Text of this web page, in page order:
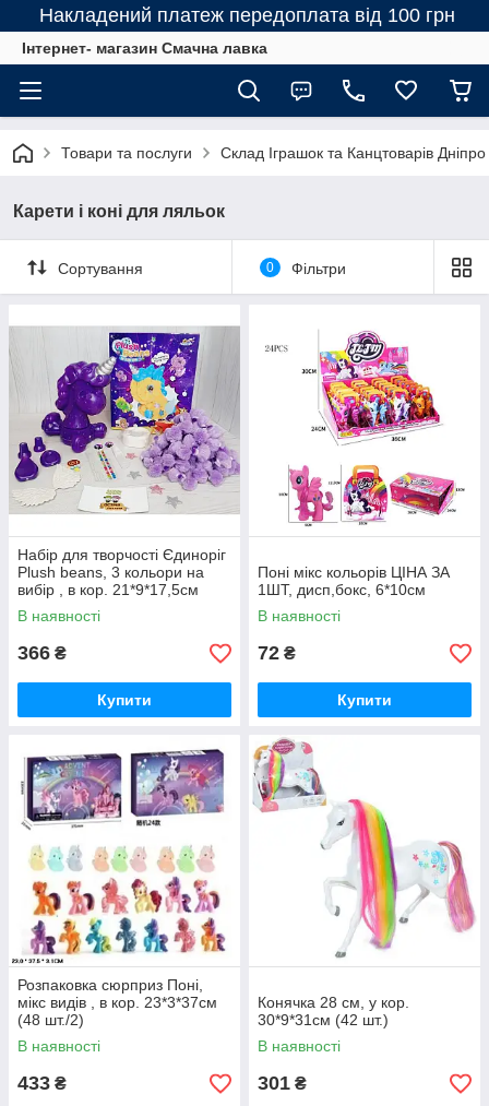
Накладений платеж передоплата від 100 грн
Інтернет- магазин Смачна лавка
Товари та послуги Склад Іграшок та Канцтоварів Дніпро
Карети і коні для ляльок
Сортування 0 Фільтри
Набір для творчості Єдиноріг
Plush beans, 3 кольори на
вибір , в кор. 21*9*17,5см
В наявності
366 ₴
Купити
Поні мікс кольорів ЦІНА ЗА
1ШТ, дисп,бокс, 6*10см
В наявності
72 ₴
Купити
Розпаковка сюрприз Поні,
мікс видів , в кор. 23*3*37см
(48 шт./2)
В наявності
433 ₴
Конячка 28 см, у кор.
30*9*31см (42 шт.)
В наявності
301 ₴